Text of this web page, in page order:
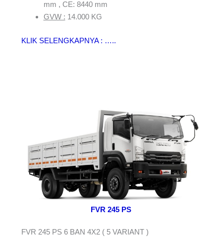
mm , CE: 8440 mm
GVW : 14.000 KG
KLIK SELENGKAPNYA : …..
FVR 245 PS
FVR 245 PS 6 BAN 4X2 ( 5 VARIANT )